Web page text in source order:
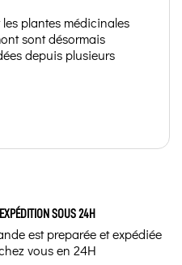
plantes médicinales
sont désormais
depuis plusieurs
EXPÉDITION SOUS 24H
est preparée et expédiée
vous en 24H